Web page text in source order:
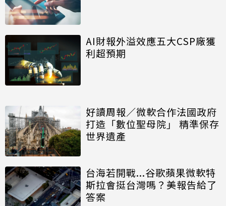
AI財報外溢效應五大CSP廠獲
利超預期
好讀周報／微軟合作法國政府
打造「數位聖母院」 精準保存
世界遺產
台海若開戰...谷歌蘋果微軟特
斯拉會挺台灣嗎？美報告給了
答案